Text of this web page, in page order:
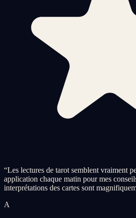
“Les lectures de tarot semblent vraiment
application chaque matin pour mes
interprétations des cartes sont
A